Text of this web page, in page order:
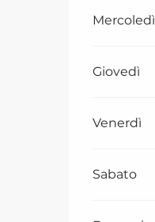
Mercoledì
Giovedì
Venerdì
Sabato